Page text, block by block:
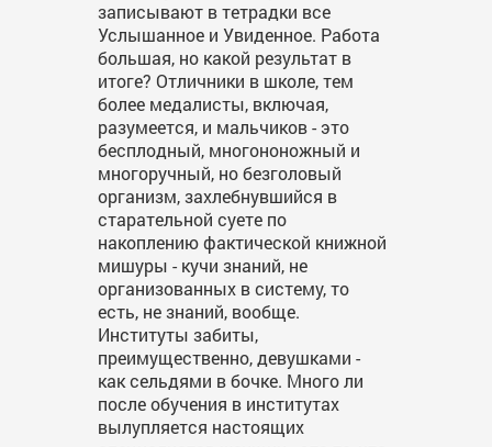
записывают в тетрадки все
Услышанное и Увиденное. Работа
большая, но какой результат в
итоге? Отличники в школе, тем
более медалисты, включая,
разумеется, и мальчиков - это
бесплодный, многононожный и
многоручный, но безголовый
организм, захлебнувшийся в
старательной суете по
накоплению фактической книжной
мишуры - кучи знаний, не
организованных в систему, то
есть, не знаний, вообще.
Институты забиты,
преимущественно, девушками -
как сельдями в бочке. Много ли
после обучения в институтах
вылупляется настоящих